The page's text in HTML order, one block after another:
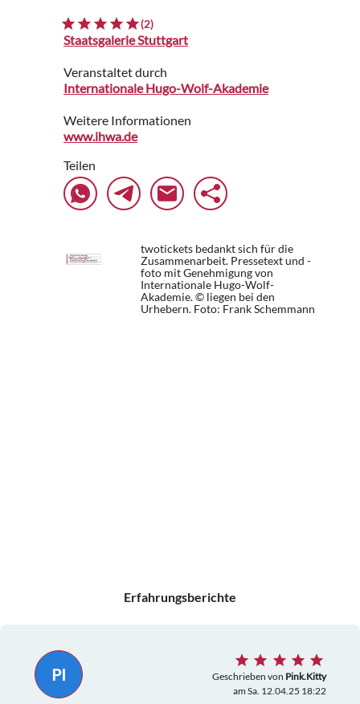
(2)
Staatsgalerie Stuttgart
Veranstaltet durch
Internationale Hugo-Wolf-Akademie
Weitere Informationen
www.ihwa.de
Teilen
twotickets bedankt sich für die
Zusammenarbeit. Pressetext und -
foto mit Genehmigung von
Internationale Hugo-Wolf-
Akademie. © liegen bei den
Urhebern. Foto: Frank Schemmann
Erfahrungsberichte
PI Geschrieben von Pink.Kitty
am Sa. 12.04.25 18:22